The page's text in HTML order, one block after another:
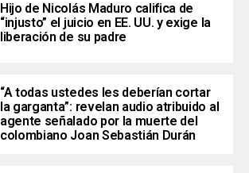
Hijo de Nicolás Maduro califica de
“injusto” el juicio en EE. UU. y exige la
liberación de su padre
“A todas ustedes les deberían cortar
la garganta”: revelan audio atribuido al
agente señalado por la muerte del
colombiano Joan Sebastián Durán